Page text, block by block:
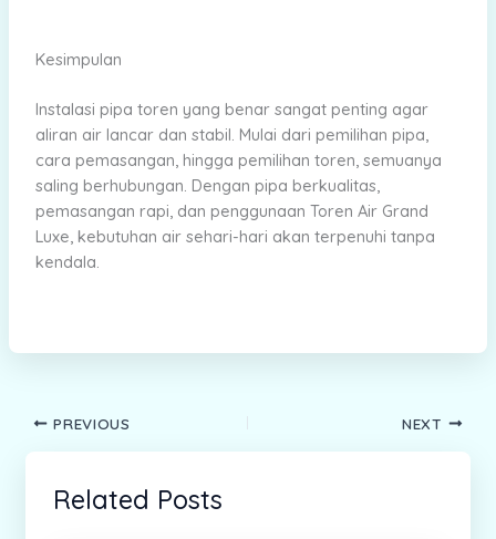
Kesimpulan
Instalasi pipa toren yang benar sangat penting agar
aliran air lancar dan stabil. Mulai dari pemilihan pipa,
cara pemasangan, hingga pemilihan toren, semuanya
saling berhubungan. Dengan pipa berkualitas,
pemasangan rapi, dan penggunaan Toren Air Grand
Luxe, kebutuhan air sehari-hari akan terpenuhi tanpa
kendala.
PREVIOUS NEXT
Related Posts